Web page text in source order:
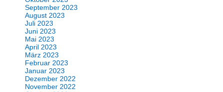
September 2023
August 2023
Juli 2023
Juni 2023
Mai 2023
April 2023
März 2023
Februar 2023
Januar 2023
Dezember 2022
November 2022